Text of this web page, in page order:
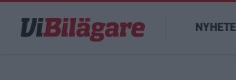
huvudinnehåll
Main